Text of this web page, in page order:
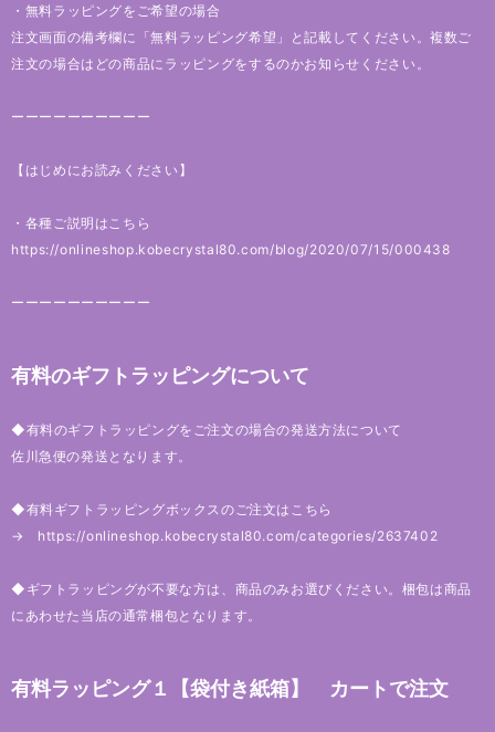
・無料ラッピングをご希望の場合
注文画面の備考欄に「無料ラッピング希望」と記載してください。複数ご
注文の場合はどの商品にラッピングをするのかお知らせください。
ーーーーーーーーーー
【はじめにお読みください】
・各種ご説明はこちら
https://onlineshop.kobecrystal80.com/blog/2020/07/15/000438
ーーーーーーーーーー
有料のギフトラッピングについて
◆有料のギフトラッピングをご注文の場合の発送方法について
佐川急便の発送となります。
◆有料ギフトラッピングボックスのご注文はこちら
→ https://onlineshop.kobecrystal80.com/categories/2637402
◆ギフトラッピングが不要な方は、商品のみお選びください。梱包は商品
にあわせた当店の通常梱包となります。
有料ラッピング１【袋付き紙箱】 カートで注文